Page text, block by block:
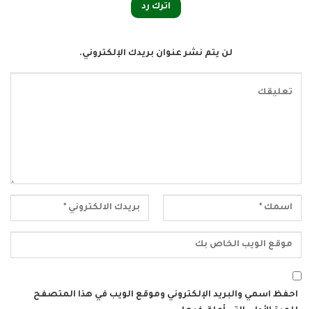
اترك رد
لن يتم نشر عنوان بريدك الإلكتروني.
احفظ اسمي والبريد الإلكتروني وموقع الويب في هذا المتصفح